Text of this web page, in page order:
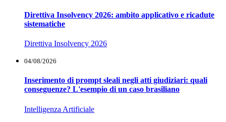
Direttiva Insolvency 2026: ambito applicativo e ricadute
sistematiche
Direttiva Insolvency 2026
04/08/2026
Inserimento di prompt sleali negli atti giudiziari: quali
conseguenze? L'esempio di un caso brasiliano
Intelligenza Artificiale